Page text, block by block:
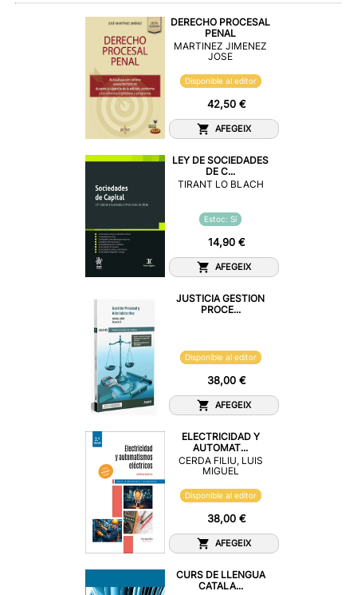
DERECHO PROCESAL
PENAL
MARTINEZ JIMENEZ
JOSE
Disponible al editor
42,50 €
AFEGEIX
LEY DE SOCIEDADES
DE C...
TIRANT LO BLACH
Estoc: Sí
14,90 €
AFEGEIX
JUSTICIA GESTION
PROCE...
Disponible al editor
38,00 €
AFEGEIX
ELECTRICIDAD Y
AUTOMAT...
CERDA FILIU, LUIS
MIGUEL
Disponible al editor
38,00 €
AFEGEIX
CURS DE LLENGUA
CATALA...